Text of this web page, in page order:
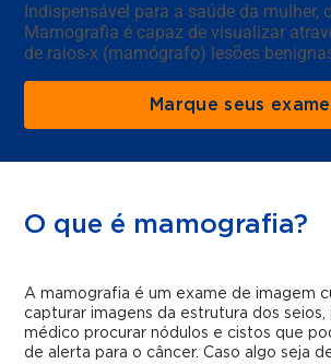
Indispensável para a saúde da mulher,
Mamografia é capaz de visualizar
de raios-x (mamógrafo) lesões
Marque seus
O que é mamografia?
A mamografia é um exame de imagem
capturar imagens da estrutura dos
médico procurar nódulos e cistos que
de alerta para o câncer. Caso algo seja